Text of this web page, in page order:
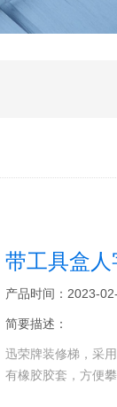
带工具盒人
产品时间：2023-
简要描述：
迅荣牌装修梯，采
有橡胶胶套，方便